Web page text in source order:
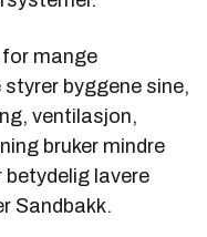
mange
byggene sine,
ventilasjon,
bruker mindre
betydelig lavere
Sandbakk.